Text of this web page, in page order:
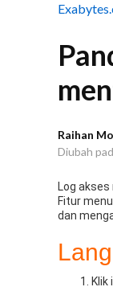
Raihan
Diubah
Log
Fitur
dan